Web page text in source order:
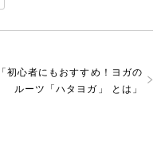
「初心者にもおすすめ！ヨガの
ルーツ「ハタヨガ」 とは 」